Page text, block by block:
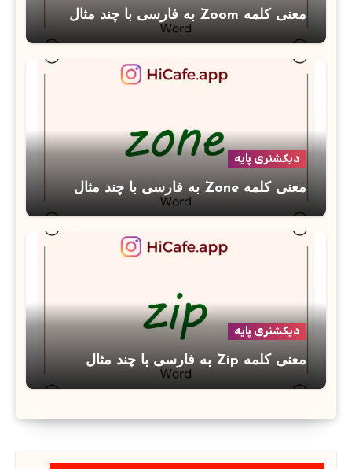
معنی کلمه Zoom به فارسی با چند مثال
دیکشنری پایه
معنی کلمه Zone به فارسی با چند مثال
دیکشنری پایه
معنی کلمه Zip به فارسی با چند مثال